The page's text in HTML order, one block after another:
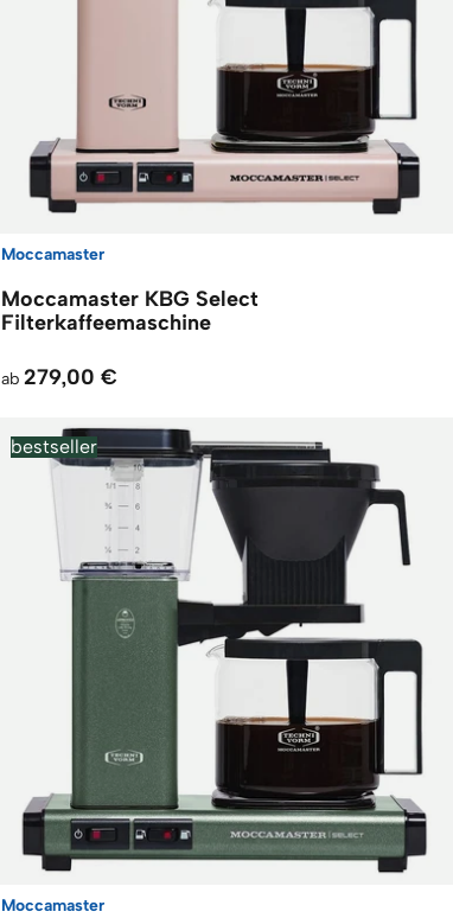
Moccamaster
Moccamaster KBG Select
Filterkaffeemaschine
ab 279,00 €
bestseller
Moccamaster